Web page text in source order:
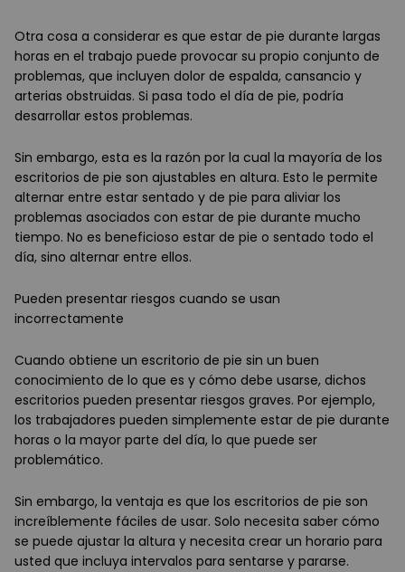
Otra cosa a considerar es que estar de pie durante largas
horas en el trabajo puede provocar su propio conjunto de
problemas, que incluyen dolor de espalda, cansancio y
arterias obstruidas. Si pasa todo el día de pie, podría
desarrollar estos problemas.
Sin embargo, esta es la razón por la cual la mayoría de los
escritorios de pie son ajustables en altura. Esto le permite
alternar entre estar sentado y de pie para aliviar los
problemas asociados con estar de pie durante mucho
tiempo. No es beneficioso estar de pie o sentado todo el
día, sino alternar entre ellos.
Pueden presentar riesgos cuando se usan
incorrectamente
Cuando obtiene un escritorio de pie sin un buen
conocimiento de lo que es y cómo debe usarse, dichos
escritorios pueden presentar riesgos graves. Por ejemplo,
los trabajadores pueden simplemente estar de pie durante
horas o la mayor parte del día, lo que puede ser
problemático.
Sin embargo, la ventaja es que los escritorios de pie son
increíblemente fáciles de usar. Solo necesita saber cómo
se puede ajustar la altura y necesita crear un horario para
usted que incluya intervalos para sentarse y pararse.